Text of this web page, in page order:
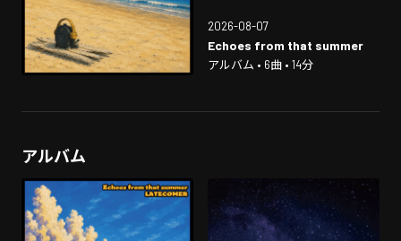
2026-08-07
Echoes from that summer
アルバム • 6曲 • 14分
アルバム